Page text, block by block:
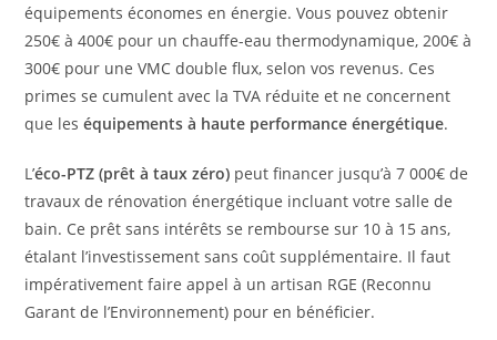
équipements économes en énergie. Vous pouvez obtenir
250€ à 400€ pour un chauffe-eau thermodynamique, 200€ à
300€ pour une VMC double flux, selon vos revenus. Ces
primes se cumulent avec la TVA réduite et ne concernent
que leséquipements à haute performance énergétique.
L’éco-PTZ (prêt à taux zéro) peut financer jusqu’à 7 000€ de
travaux de rénovation énergétique incluant votre salle de
bain. Ce prêt sans intérêts se rembourse sur 10 à 15 ans,
étalant l’investissement sans coût supplémentaire. Il faut
impérativement faire appel à un artisan RGE (Reconnu
Garant de l’Environnement) pour en bénéficier.